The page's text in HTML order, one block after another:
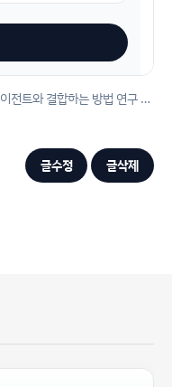
딥마인드 SIMA 연구원 "LLM을 SIMA 에이전트와 결합하는 방법 연구 중"
글수정 글삭제